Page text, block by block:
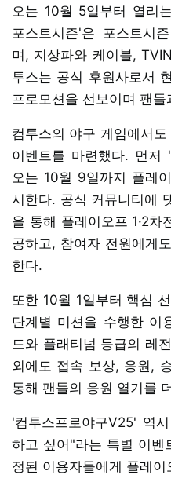
오는 10월 5일부터 열리
포스트시즌'은 포스트시
며, 지상파와 케이블,
투스는 공식 후원사로서
프로모션을 선보이며 팬
컴투스의 야구 게임에서
이벤트를 마련했다. 먼저
오는 10월 9일까지 플레
시한다. 공식 커뮤니티에
을 통해 플레이오프 1·2
공하고, 참여자 전원에게
한다.
또한 10월 1일부터 핵심
단계별 미션을 수행한 이
드와 플래티넘 등급의 레
외에도 접속 보상, 응원,
통해 팬들의 응원 열기를
'컴투스프로야구V25' 역
하고 싶어"라는 특별 이벤
정된 이용자들에게 플레